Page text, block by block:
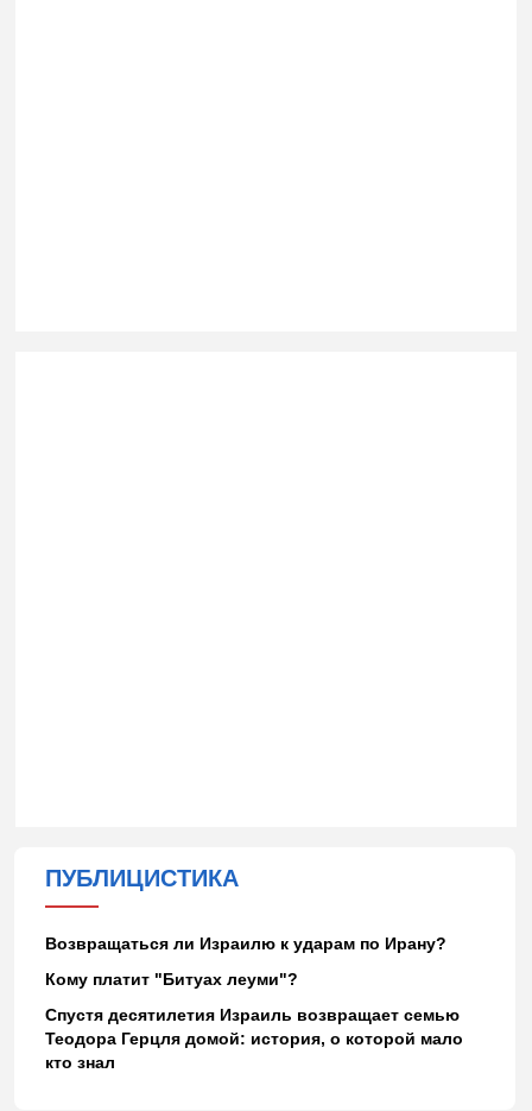
ПУБЛИЦИСТИКА
Возвращаться ли Израилю к ударам по Ирану?
Кому платит "Битуах леуми"?
Спустя десятилетия Израиль возвращает семью
Теодора Герцля домой: история, о которой мало
кто знал